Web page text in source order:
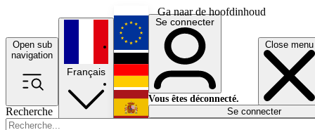
Ga naar de hoofdinhoud
Open sub
navigation
Close menu
Recherche
Français
English
Deutsch
Español
Se connecter
Vous êtes déconnecté.
Se connecter